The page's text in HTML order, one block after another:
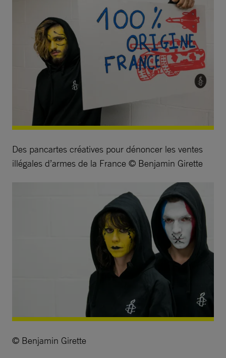
Des pancartes créatives pour dénoncer les ventes
illégales d’armes de la France © Benjamin Girette
© Benjamin Girette